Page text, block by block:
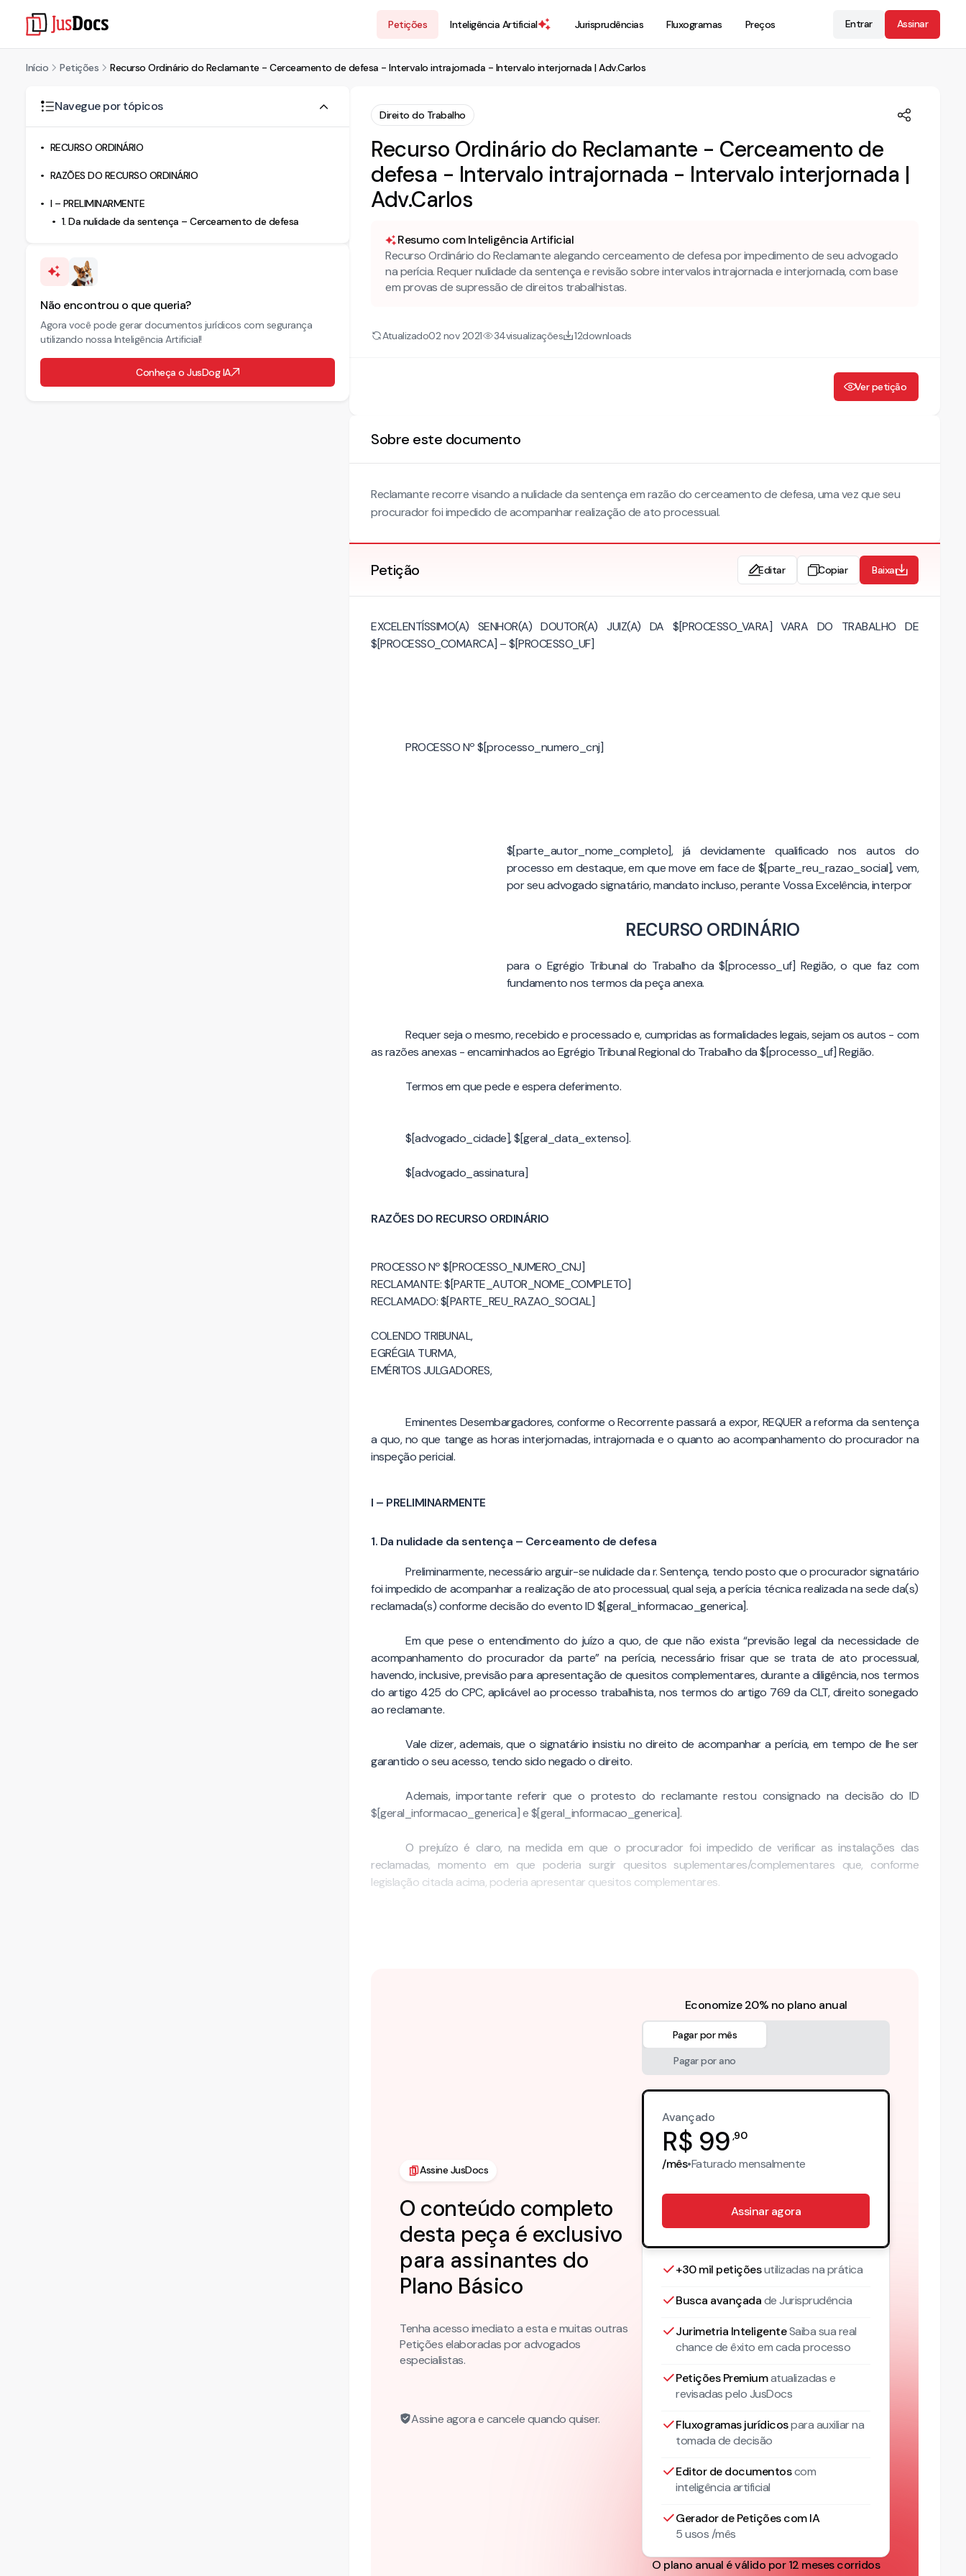
Petições Inteligência Artificial Jurisprudências Fluxogramas Preços Entrar Assinar
Início Petições Recurso Ordinário do Reclamante - Cerceamento de defesa - Intervalo intrajornada - Intervalo interjornada | Adv.Carlos
Navegue por tópicos
RECURSO ORDINÁRIO
RAZÕES DO RECURSO ORDINÁRIO
I – PRELIMINARMENTE
1. Da nulidade da sentença – Cerceamento de defesa
Não encontrou o que queria?
Agora você pode gerar documentos jurídicos com segurança
utilizando nossa Inteligência Artificial!
Conheça o JusDog IA
Direito do Trabalho
Recurso Ordinário do Reclamante - Cerceamento de
defesa - Intervalo intrajornada - Intervalo interjornada |
Adv.Carlos
Resumo com Inteligência Artificial
Recurso Ordinário do Reclamante alegando cerceamento de defesa por impedimento de seu advogado
na perícia. Requer nulidade da sentença e revisão sobre intervalos intrajornada e interjornada, com base
em provas de supressão de direitos trabalhistas.
Atualizado02 nov 2021 34visualizações 12downloads
Ver petição
Sobre este documento
Reclamante recorre visando a nulidade da sentença em razão do cerceamento de defesa, uma vez que seu
procurador foi impedido de acompanhar realização de ato processual.
Petição Editar Copiar Baixar
EXCELENTÍSSIMO(A) SENHOR(A) DOUTOR(A) JUIZ(A) DA $[PROCESSO_VARA] VARA DO TRABALHO DE
$[PROCESSO_COMARCA] – $[PROCESSO_UF]
PROCESSO Nº $[processo_numero_cnj]
$[parte_autor_nome_completo], já devidamente qualificado nos autos do
processo em destaque, em que move em face de $[parte_reu_razao_social], vem,
por seu advogado signatário, mandato incluso, perante Vossa Excelência, interpor
RECURSO ORDINÁRIO
para o Egrégio Tribunal do Trabalho da $[processo_uf] Região, o que faz com
fundamento nos termos da peça anexa.
Requer seja o mesmo, recebido e processado e, cumpridas as formalidades legais, sejam os autos - com
as razões anexas - encaminhados ao Egrégio Tribunal Regional do Trabalho da $[processo_uf] Região.
Termos em que pede e espera deferimento.
$[advogado_cidade], $[geral_data_extenso].
$[advogado_assinatura]
RAZÕES DO RECURSO ORDINÁRIO
PROCESSO Nº $[PROCESSO_NUMERO_CNJ]
RECLAMANTE: $[PARTE_AUTOR_NOME_COMPLETO]
RECLAMADO: $[PARTE_REU_RAZAO_SOCIAL]
COLENDO TRIBUNAL,
EGRÉGIA TURMA,
EMÉRITOS JULGADORES,
Eminentes Desembargadores, conforme o Recorrente passará a expor, REQUER a reforma da sentença
a quo, no que tange as horas interjornadas, intrajornada e o quanto ao acompanhamento do procurador na
inspeção pericial.
I – PRELIMINARMENTE
1. Da nulidade da sentença – Cerceamento de defesa
Preliminarmente, necessário arguir-se nulidade da r. Sentença, tendo posto que o procurador signatário
foi impedido de acompanhar a realização de ato processual, qual seja, a perícia técnica realizada na sede da(s)
reclamada(s) conforme decisão do evento ID $[geral_informacao_generica].
Em que pese o entendimento do juízo a quo, de que não exista “previsão legal da necessidade de
acompanhamento do procurador da parte” na perícia, necessário frisar que se trata de ato processual,
havendo, inclusive, previsão para apresentação de quesitos complementares, durante a diligência, nos termos
do artigo 425 do CPC, aplicável ao processo trabalhista, nos termos do artigo 769 da CLT, direito sonegado
ao reclamante.
Vale dizer, ademais, que o signatário insistiu no direito de acompanhar a perícia, em tempo de lhe ser
garantido o seu acesso, tendo sido negado o direito.
Ademais, importante referir que o protesto do reclamante restou consignado na decisão do ID
$[geral_informacao_generica] e $[geral_informacao_generica].
O prejuízo é claro, na medida em que o procurador foi impedido de verificar as instalações das
reclamadas, momento em que poderia surgir quesitos suplementares/complementares que, conforme
legislação citada acima, poderia apresentar quesitos complementares.
Assine JusDocs
O conteúdo completo
desta peça é exclusivo
para assinantes do
Plano Básico
Tenha acesso imediato a esta e muitas outras
Petições elaboradas por advogados
especialistas.
Assine agora e cancele quando quiser.
Economize 20% no plano anual
Pagar por mês
Pagar por ano
Avançado
R$ 99 ,90
/mês•Faturadomensalmente
Assinar agora
+30 mil petiçõesutilizadas na prática
Busca avançadade Jurisprudência
Jurimetria InteligenteSaiba sua real
chance de êxito em cada processo
Petições Premiumatualizadase
revisadas pelo JusDocs
Fluxogramas jurídicospara auxiliar na
tomada de decisão
Editor de documentoscom
inteligência artificial
Gerador de Petições com IA
5 usos /mês
O plano anual é válido por 12 meses corridos